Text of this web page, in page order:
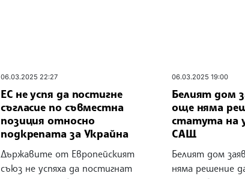
06.03.2025 22:27
ЕС не успя да постигне
съгласие по съвместна
позиция относно
подкрепата за Украйна
Държавите от Европейският
съюз не успяха да постигнат
06.03.2025 19:00
Белият дом
още няма
статута на
САЩ
Белият дом
няма решение